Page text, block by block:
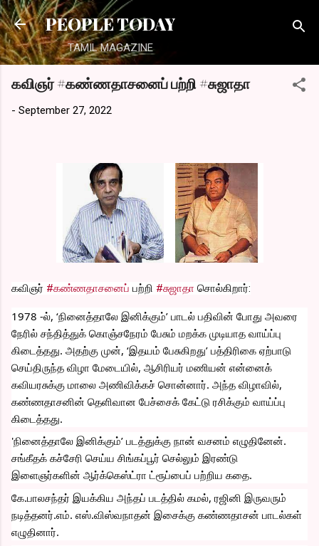
Skip to main content
PEOPLE TODAY
TAMIL MAGAZINE
கவிஞர் #கண்ணதாசனைப் பற்றி #சுஜாதா
- September 27, 2022
கவிஞர் #கண்ணதாசனைப் பற்றி #சுஜாதா சொல்கிறார்:
1978 -ல், ‘நினைத்தாலே இனிக்கும்’ பாடல் பதிவின் போது அவரை
நேரில் சந்தித்துக் கொஞ்சநேரம் பேசும் மறக்க முடியாத வாய்ப்பு
கிடைத்தது. அதற்கு முன், ‘இதயம் பேசுகிறது’ பத்திரிகை ஏற்பாடு
செய்திருந்த விழா மேடையில், ஆசிரியர் மணியன் என்னைக்
கவியரசுக்கு மாலை அணிவிக்கச் சொன்னார். அந்த விழாவில்,
கண்ணதாசனின் தெளிவான பேச்சைக் கேட்டு ரசிக்கும் வாய்ப்பு
கிடைத்தது.
'நினைத்தாலே இனிக்கும்’ படத்துக்கு நான் வசனம் எழுதினேன்.
சங்கீதக் கச்சேரி செய்ய சிங்கப்பூர் செல்லும் இரண்டு
இளைஞர்களின் ஆர்க்கெஸ்ட்ரா ட்ரூப்பைப் பற்றிய கதை.
கே.பாலசந்தர் இயக்கிய அந்தப் படத்தில் கமல், ரஜினி இருவரும்
நடித்தனர்.எம். எஸ்.விஸ்வநாதன் இசைக்கு கண்ணதாசன் பாடல்கள்
எழுதினார்.